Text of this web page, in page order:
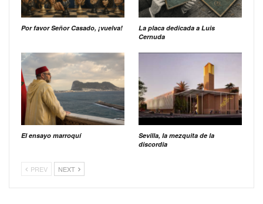
Por favor Señor Casado, ¡vuelva!
La placa dedicada a Luis
Cernuda
El ensayo marroquí
Sevilla, la mezquita de la
discordia
PREV NEXT